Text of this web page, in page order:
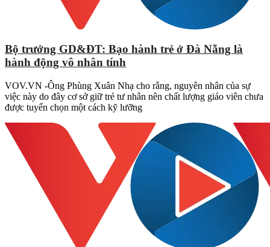
Bộ trưởng GD&ĐT: Bạo hành trẻ ở Đà Nẵng là
hành động vô nhân tính
VOV.VN -Ông Phùng Xuân Nhạ cho rằng, nguyên nhân của sự
việc này do đây cơ sở giữ trẻ tư nhân nên chất lượng giáo viên chưa
được tuyển chọn một cách kỹ lưỡng